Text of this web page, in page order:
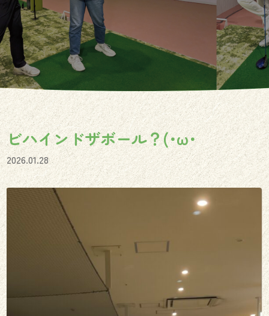
ビハインドザボール？(･ω･
2026.01.28